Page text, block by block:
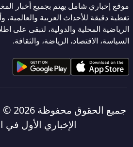
موقع إخباري شامل يهتم بجميع أخبار
تغطية دقيقة للأحداث العربية
الرياضية المحلية والدولية، لتبقى على
السياسة، الاقتصاد، الرياضة، والثقافة.
جميع الحقوق محفوظة 2026 ©
الإخباري الأول